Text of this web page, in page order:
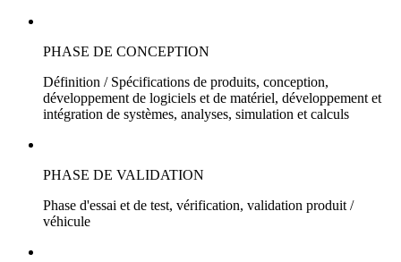
PHASE DE CONCEPTION
Définition / Spécifications de produits, conception,
développement de logiciels et de matériel, développement et
intégration de systèmes, analyses, simulation et calculs
PHASE DE VALIDATION
Phase d'essai et de test, vérification, validation produit /
véhicule